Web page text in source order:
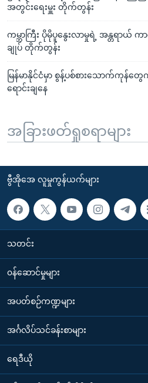
အတွင်းရေးမှူး တိုက်တွန်း
ကမ္ဘာကြီး ပိုမိုပူနွေးလာမှုရဲ့ အန္တရာယ်
ချုပ် တိုက်တွန်း
မြန်မာနိုင်ငံမှာ စွန့်ပစ်စားသောက်ကုန်
ရောင်းချနေ
အခြားဖတ်ရှုစရာများ
ဗွီအိုအေ လူမှုကွန်ယက်များ
သတင်း
၀န်ဆောင်မှုများ
အပတ်စဉ်ကဏ္ဍများ
အင်္ဂလိပ်သင်ခန်းစာများ
ရေဒီယို